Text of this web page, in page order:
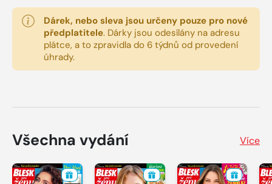
Dárek, nebo sleva jsou určeny pouze pro nové
předplatitele. Dárky jsou odesílány na adresu
plátce, a to zpravidla do 6 týdnů od provedení
úhrady.
Všechna vydání Více